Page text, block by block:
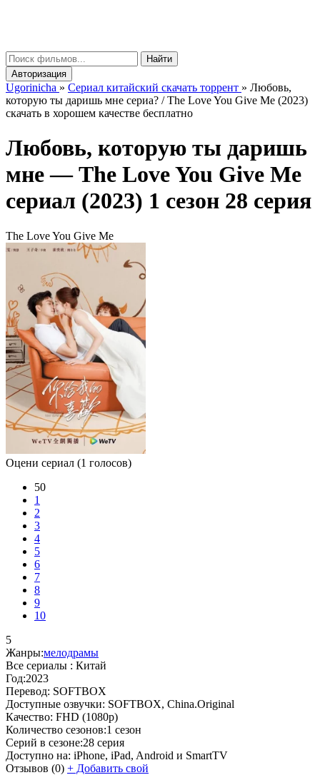
Найти
Авторизация
Ugorinicha » Сериал китайский скачать торрент » Любовь,
которую ты даришь мне сериа? / The Love You Give Me (2023)
скачать в хорошем качестве бесплатно
Любовь, которую ты даришь
мне —The Love You Give Me
сериал (2023) 1 сезон 28 серия
The Love You Give Me
Оцени сериал (1 голосов)
50
1
2
3
4
5
6
7
8
9
10
5
Жанры:мелодрамы
Все сериалы : Китай
Год:2023
Перевод: SOFTBOX
Доступные озвучки: SOFTBOX, China.Original
Качество: FHD (1080p)
Количество сезонов:1 сезон
Серий в сезоне:28 серия
Доступно на: iPhone, iPad, Android и SmartTV
Отзывов (0) + Добавить свой